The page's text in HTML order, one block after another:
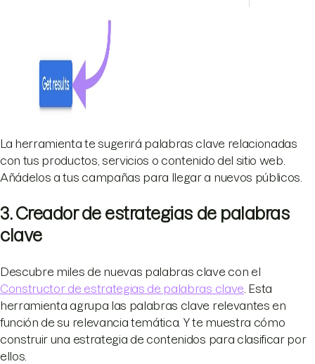
La herramienta te sugerirá palabras clave relacionadas
con tus productos, servicios o contenido del sitio web.
Añádelos a tus campañas para llegar a nuevos públicos.
3. Creador de estrategias de palabras
clave
Descubre miles de nuevas palabras clave con el
Constructor de estrategias de palabras clave . Esta
herramienta agrupa las palabras clave relevantes en
función de su relevancia temática. Y te muestra cómo
construir una estrategia de contenidos para clasificar por
ellos.